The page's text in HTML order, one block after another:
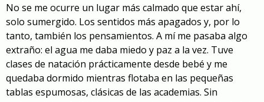
No se me ocurre un lugar más calmado que estar ahí,
solo sumergido. Los sentidos más apagados y, por lo
tanto, también los pensamientos. A mí me pasaba algo
extraño: el agua me daba miedo y paz a la vez. Tuve
clases de natación prácticamente desde bebé y me
quedaba dormido mientras flotaba en las pequeñas
tablas espumosas, clásicas de las academias. Sin